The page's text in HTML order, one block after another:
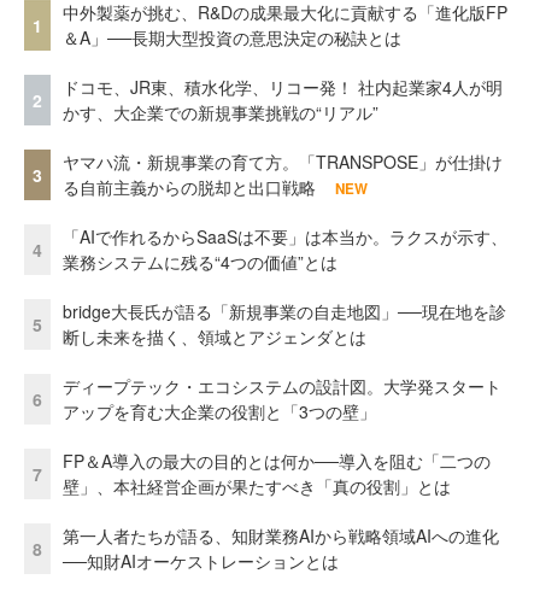
1
中外製薬が挑む、R&Dの成果最大化に貢献する「進化版FP
＆A」──長期大型投資の意思決定の秘訣とは
2
ドコモ、JR東、積水化学、リコー発！ 社内起業家4人が明
かす、大企業での新規事業挑戦の“リアル”
3
ヤマハ流・新規事業の育て方。「TRANSPOSE」が仕掛け
る自前主義からの脱却と出口戦略
NEW
4
「AIで作れるからSaaSは不要」は本当か。ラクスが示す、
業務システムに残る“4つの価値”とは
5
bridge大長氏が語る「新規事業の自走地図」──現在地を診
断し未来を描く、領域とアジェンダとは
6
ディープテック・エコシステムの設計図。大学発スタート
アップを育む大企業の役割と「3つの壁」
7
FP＆A導入の最大の目的とは何か──導入を阻む「二つの
壁」、本社経営企画が果たすべき「真の役割」とは
8
第一人者たちが語る、知財業務AIから戦略領域AIへの進化
──知財AIオーケストレーションとは